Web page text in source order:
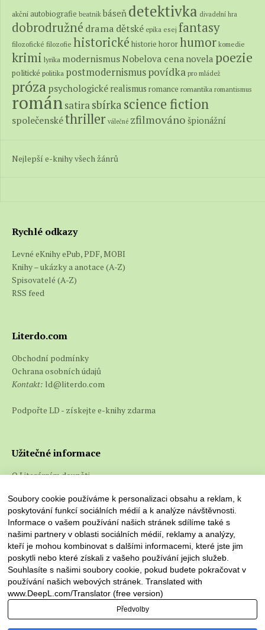
akční autobiografie beatnik báseň detektivka divadelní hra
dobrodružné drama dětské epika esej fantasy
filozofické filozofie historické historie hororhumor komedie
krimi lyrika modernismus Nobelova cena novela poezie
politické politika postmodernismuspovídka pro mládež
prózapsychologické realismus romance romantika romantismus
román satirasbírka science fiction
společenskéthriller válečné zfilmováno špionážní
Nejlepší e-knihy všech žánrů
Rychlé odkazy
Levné eKnihy ePub, PDF, MOBI
Knihy – ukázky a anotace (A-Z)
Spisovatelé (A-Z)
RSS feed
Literdo.com
Obchodní podmínky
Ochrana osobních údajů
Kontakt: ld@literdo.com
Podpořte LD - získejte e-knihy zdarma
Užitečné informace
O Literárním doupěti
Literární doupě © 2026. Všechna práva vyhrazena
Soubory cookie používáme k personalizaci obsahu a reklam, k
poskytování funkcí sociálních médií a k analýze návštěvnosti.
Informace o vašem používání našich stránek sdílíme také s
našimi partnery v oblasti sociálních médií, reklamy a analýzy,
kteří je mohou kombinovat s dalšími informacemi, které jste jim
poskytli nebo které získali z vašeho používání jejich služeb.
Souhlasíte s našimi soubory cookie, pokud budete pokračovat v
používání našich webových stránek. Translated with
www.DeepL.com/Translator (free version)
Předvolby